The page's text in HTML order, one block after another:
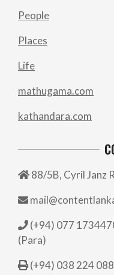
People
Places
Life
mathugama.com
kathandara.com
88/5B, Cyril Janz
(+94) 077
(Para)
(+94) 038 224